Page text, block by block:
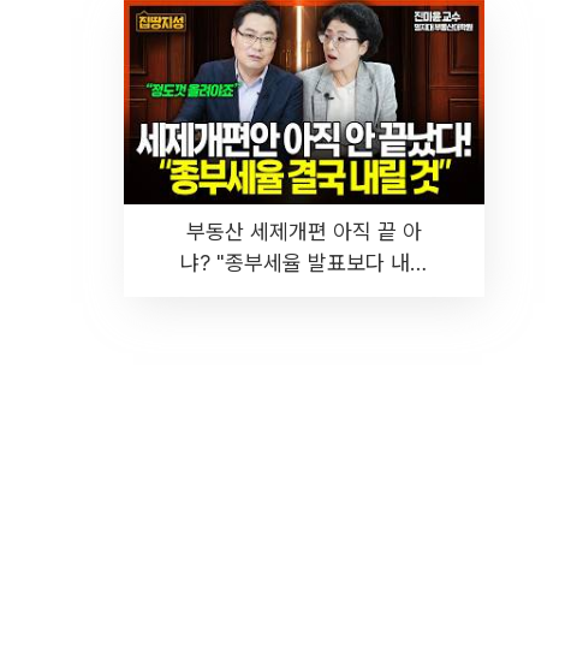
부동산 세제개편 아직 끝 아
냐? "종부세율 발표보다 내릴